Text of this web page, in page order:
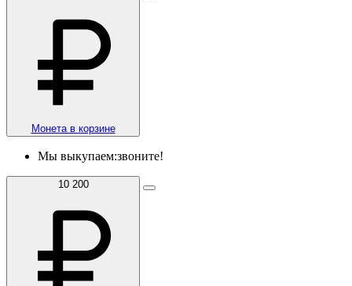
Монета в корзине
Мы выкупаем:звоните!
10 200